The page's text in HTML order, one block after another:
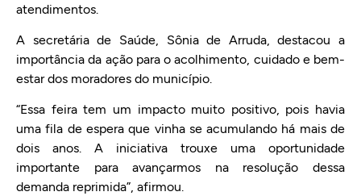
atendimentos.
A secretária de Saúde, Sônia de Arruda, destacou a
importância da ação para o acolhimento, cuidado e bem-
estar dos moradores do município.
“Essa feira tem um impacto muito positivo, pois havia
uma fila de espera que vinha se acumulando há mais de
dois anos. A iniciativa trouxe uma oportunidade
importante para avançarmos na resolução dessa
demanda reprimida”, afirmou.